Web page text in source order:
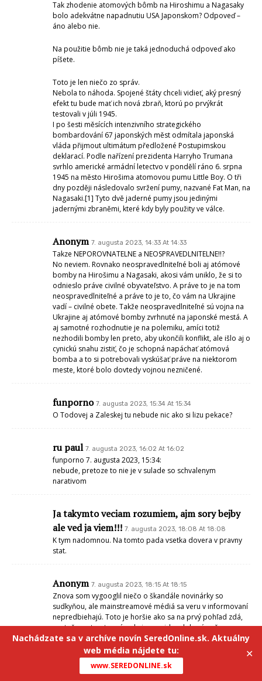
Nachádzate sa v archíve novín SeredOnline.sk. Aktuálny
web média nájdete tu:
www.SEREDONLINE.sk
✕
Tak zhodenie atomových bômb na Hiroshimu a Nagasaky
bolo adekvátne napadnutiu USA Japonskom? Odpoveď –
áno alebo nie.
Na použitie bômb nie je taká jednoduchá odpoveď ako
píšete.
Toto je len niečo zo správ.
Nebola to náhoda. Spojené štáty chceli vidieť, aký presný
efekt tu bude mať ich nová zbraň, ktorú po prvýkrát
testovali v júli 1945.
I po šesti měsících intenzivního strategického
bombardování 67 japonských měst odmítala japonská
vláda přijmout ultimátum předložené Postupimskou
deklarací. Podle nařízení prezidenta Harryho Trumana
svrhlo americké armádní letectvo v pondělí ráno 6. srpna
1945 na město Hirošima atomovou pumu Little Boy. O tři
dny později následovalo svržení pumy, nazvané Fat Man, na
Nagasaki.[1] Tyto dvě jaderné pumy jsou jedinými
jadernými zbraněmi, které kdy byly použity ve válce.
Anonym 7. augusta 2023, 14:33 At 14:33
Takze NEPOROVNATELNE a NEOSPRAVEDLNITELNE!!?
No neviem. Rovnako neospravedlniteľné boli aj atómové
bomby na Hirošimu a Nagasaki, akosi vám uniklo, že si to
odnieslo práve civilné obyvateľstvo. A práve to je na tom
neospravedlniteľné a práve to je to, čo vám na Ukrajine
vadí – civilné obete. Takže neospravedlniteľné sú vojna na
Ukrajine aj atómové bomby zvrhnuté na japonské mestá. A
aj samotné rozhodnutie je na polemiku, amíci totiž
nezhodili bomby len preto, aby ukončili konflikt, ale išlo aj o
cynickú snahu zistiť, čo je schopná napáchať atómová
bomba a to si potrebovali vyskúšať práve na niektorom
meste, ktoré bolo dovtedy vojnou nezničené.
funporno 7. augusta 2023, 15:34 At 15:34
O Todovej a Zaleskej tu nebude nic ako si lizu pekace?
ru paul 7. augusta 2023, 16:02 At 16:02
funporno 7. augusta 2023, 15:34:
nebude, pretoze to nie je v sulade so schvalenym
narativom
Ja takymto veciam rozumiem, ajm sory bejby
ale ved ja viem!!! 7. augusta 2023, 18:08 At 18:08
K tym nadomnou. Na tomto pada vsetka dovera v pravny
stat.
Anonym 7. augusta 2023, 18:15 At 18:15
Znova som vygooglil niečo o škandále novinárky so
sudkyňou, ale mainstreamové médiá sa veru v informovaní
nepredbiehajú. Toto je horšie ako sa na prvý pohľad zdá,
pretože na tomto prípade jasne vidno, kde sú naše
„objektívne“ médiá. Zostali len reči o nezávislosti,
objektívnosti a nestrannosti. Ak niečo nepasuje do
koncepcie, jednoducho sa mlčí.